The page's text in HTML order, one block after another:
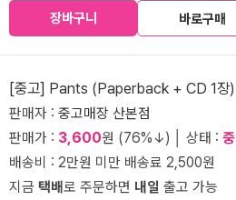
장바구니 바로구매
[중고] Pants (Paperback + CD 1장)
판매자 : 중고매장 산본점
판매가 : 3,600원 (76%↓) │ 상태 : 중
배송비 : 2만원 미만 배송료 2,500원
지금 택배로 주문하면 내일 출고 가능